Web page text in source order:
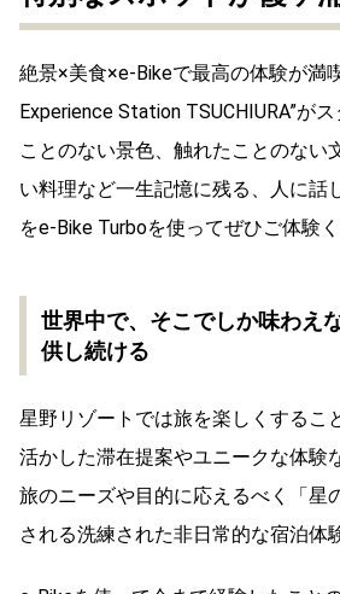
絶景×美食×e-Bikeで最高の体験が満
Experience Station TSUCHIURA”が
ことのない景色、触れたことのない
い料理など一生記憶に残る、人に話
をe-Bike Turboを使ってぜひご体験く
世界中で、そこでしか味わえ
供し続ける
星野リゾートでは旅を楽しくするこ
活かした滞在提案やユニークな体験
旅のニーズや目的に応えるべく「星
される洗練された非日常的な宿泊体